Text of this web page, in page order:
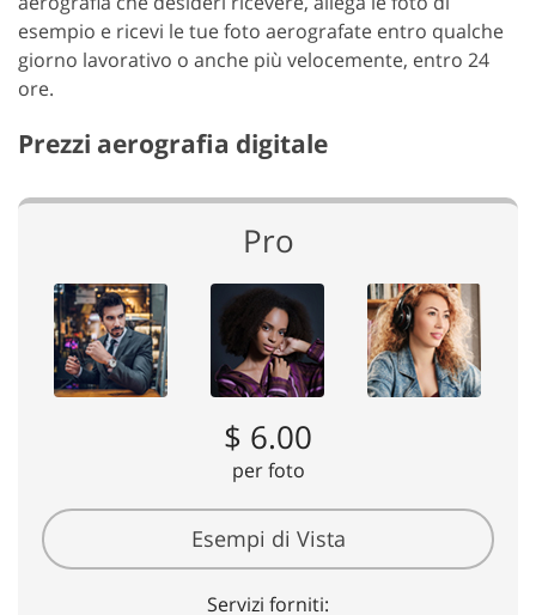
esempio e ricevi le tue foto aerografate entro qualche
giorno lavorativo o anche più velocemente, entro 24
ore.
Prezzi aerografia digitale
Pro
$ 6.00
per foto
Esempi di Vista
Servizi forniti: